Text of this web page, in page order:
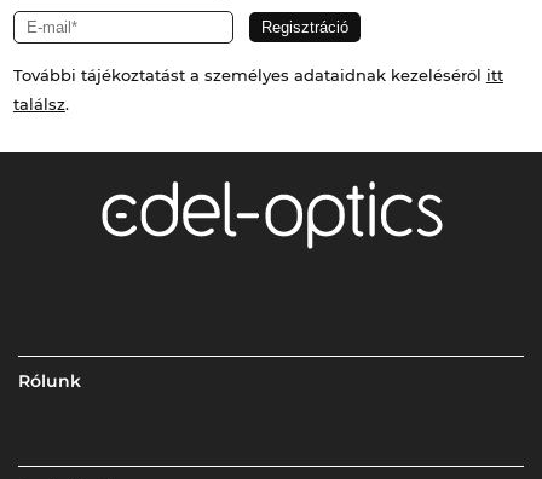
További tájékoztatást a személyes adataidnak kezeléséről itt
találsz.
Rólunk